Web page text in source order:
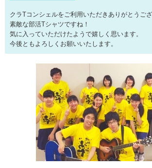
クラTコンシェルをご利用いただきありがとうご
素敵な部活Tシャツですね！
気に入っていただけたようで嬉しく思います。
今後ともよろしくお願いいたします。